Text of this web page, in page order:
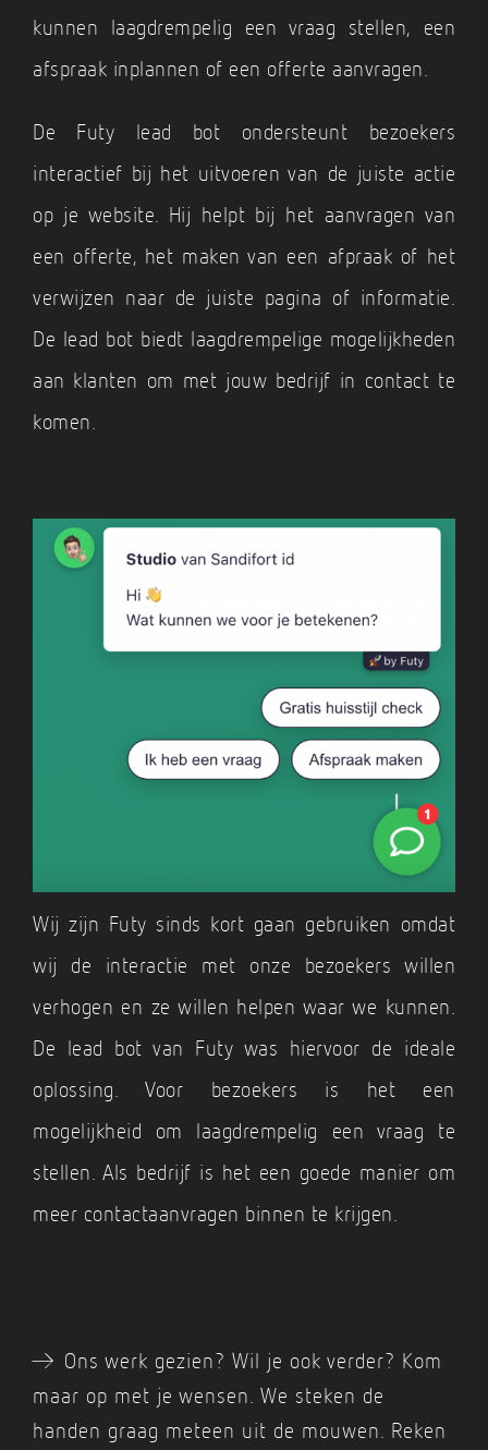
kunnen laagdrempelig een vraag stellen, een
afspraak inplannen of een offerte aanvragen.
De Futy lead bot ondersteunt bezoekers
interactief bij het uitvoeren van de juiste actie
op je website. Hij helpt bij het aanvragen van
een offerte, het maken van een afpraak of het
verwijzen naar de juiste pagina of informatie.
De lead bot biedt laagdrempelige mogelijkheden
aan klanten om met jouw bedrijf in contact te
komen.
Wij zijn Futy sinds kort gaan gebruiken omdat
wij de interactie met onze bezoekers willen
verhogen en ze willen helpen waar we kunnen.
De lead bot van Futy was hiervoor de ideale
oplossing. Voor bezoekers is het een
mogelijkheid om laagdrempelig een vraag te
stellen. Als bedrijf is het een goede manier om
meer contactaanvragen binnen te krijgen.
A Ons werk gezien? Wil je ook verder? Kom
maar op met je wensen. We steken de
handen graag meteen uit de mouwen. Reken